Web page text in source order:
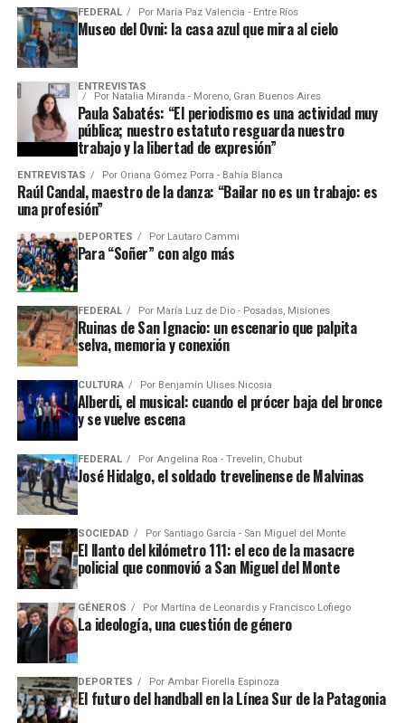
FEDERAL Por María Paz Valencia - Entre Ríos
Museo del Ovni: la casa azul que mira al cielo
ENTREVISTAS
Por Natalia Miranda - Moreno, Gran Buenos Aires
Paula Sabatés: “El periodismo es una actividad muy
pública; nuestro estatuto resguarda nuestro
trabajo y la libertad de expresión”
ENTREVISTAS Por Oriana Gómez Porra - Bahía Blanca
Raúl Candal, maestro de la danza: “Bailar no es un trabajo: es
una profesión”
DEPORTES Por Lautaro Cammi
Para “Soñer” con algo más
FEDERAL Por María Luz de Dio - Posadas, Misiones
Ruinas de San Ignacio: un escenario que palpita
selva, memoria y conexión
CULTURA Por Benjamín Ulises Nicosia
Alberdi, el musical: cuando el prócer baja del bronce
y se vuelve escena
FEDERAL Por Angelina Roa - Trevelin, Chubut
José Hidalgo, el soldado trevelinense de Malvinas
SOCIEDAD Por Santiago García - San Miguel del Monte
El llanto del kilómetro 111: el eco de la masacre
policial que conmovió a San Miguel del Monte
GÉNEROS Por Martína de Leonardis y Francisco Lofiego
La ideología, una cuestión de género
DEPORTES Por Ambar Fiorella Espinoza
El futuro del handball en la Línea Sur de la Patagonia